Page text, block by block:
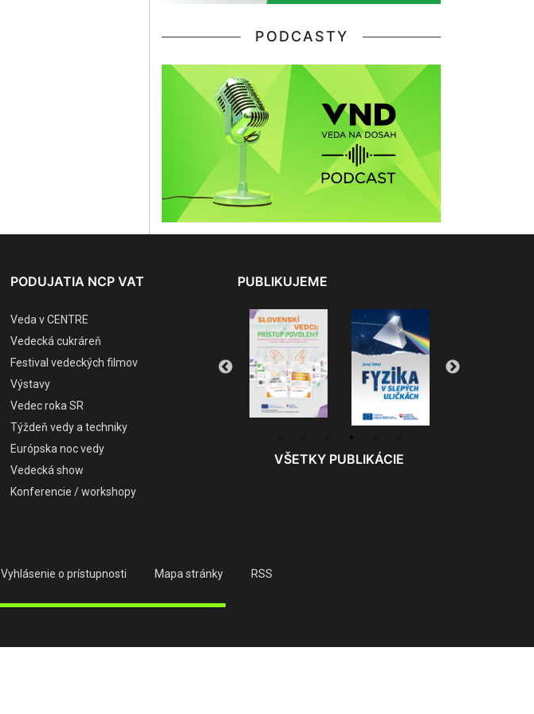
PODCASTY
PODUJATIA NCP VAT
Veda v CENTRE
Vedecká cukráreň
Festival vedeckých filmov
Výstavy
Vedec roka SR
Týždeň vedy a techniky
Európska noc vedy
Vedecká show
Konferencie / workshopy
PUBLIKUJEME
VŠETKY PUBLIKÁCIE
Vyhlásenie o prístupnosti Mapa stránky RSS